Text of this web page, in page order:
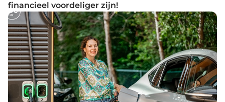
financieel voordeliger zijn!